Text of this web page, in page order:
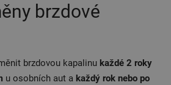
brzdové
brzdovou kapalinu každé 2 roky
u osobních aut a každý rok nebo po